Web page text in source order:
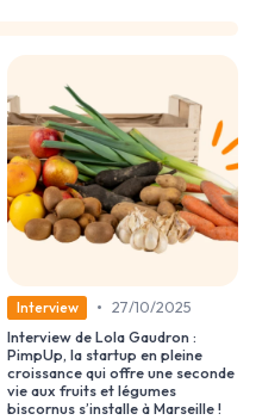
Interview • 27/10/2025
Interview de Lola Gaudron :
PimpUp, la startup en pleine
croissance qui offre une seconde
vie aux fruits et légumes
biscornus s’installe à Marseille !